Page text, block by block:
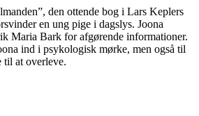
den ottende bog i Lars Keplers
en ung pige i dagslys. Joona
Maria Bark for afgørende informationer.
ind i psykologisk mørke, men også til
til at overleve.